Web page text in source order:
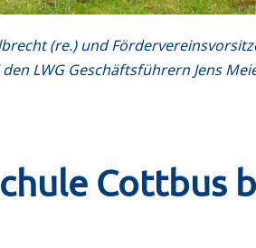
(re.) und
LWG Geschäftsführern Jens
Cottbus